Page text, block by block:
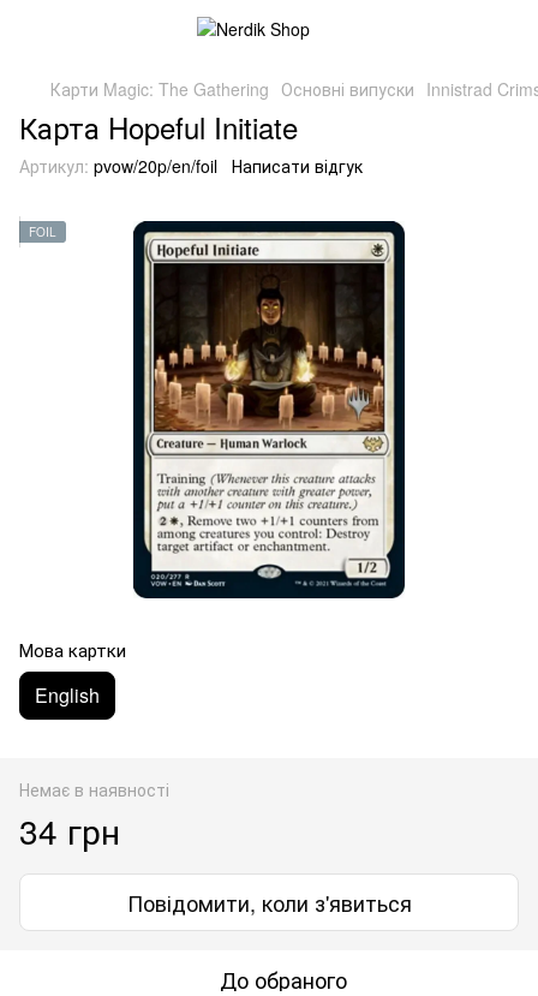
Карти Magic: The Gathering Основні випуски Innistrad
Карта Hopeful Initiate
Артикул: pvow/20p/en/foil Написати відгук
FOIL
Мова картки
English
Немає в наявності
34 грн
Повідомити, коли з'явиться
До обраного